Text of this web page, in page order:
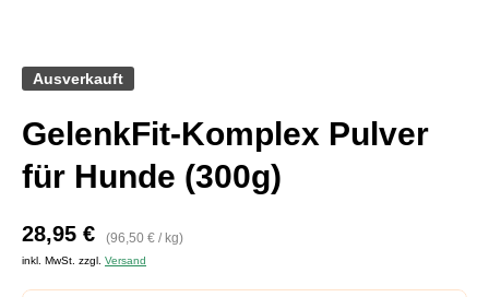
Ausverkauft
GelenkFit-Komplex Pulver
für Hunde (300g)
28,95 € (96,50 € / pro
kg)
inkl. MwSt. zzgl. Versand